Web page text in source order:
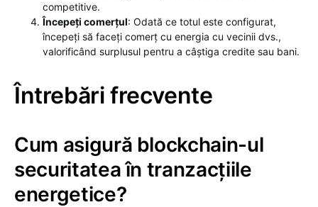
competitive.
Începeți comerțul: Odată ce totul este configurat,
începeți să faceți comerț cu energia cu vecinii dvs.,
valorificând surplusul pentru a câștiga credite sau bani.
Întrebări frecvente
Cum asigură blockchain-ul
securitatea în tranzacțiile
energetice?